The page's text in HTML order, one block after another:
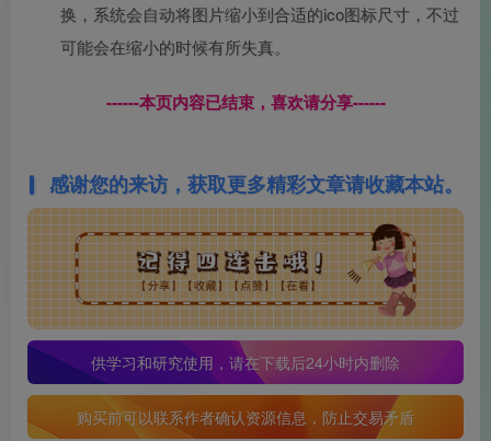
换，系统会自动将图片缩小到合适的ico图标尺寸，不过
可能会在缩小的时候有所失真。
------本页内容已结束，喜欢请分享------
感谢您的来访，获取更多精彩文章请收藏本站。
供学习和研究使用，请在下载后24小时内删除
购买前可以联系作者确认资源信息，防止交易矛盾